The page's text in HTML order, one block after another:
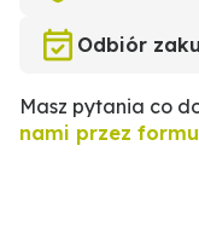
Odbiór
Masz pytania co
nami przez